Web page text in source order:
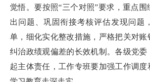
觉悟。要按照“三个对照”要求，重点围
出问题、巩固衔接考核评估发现问题
单，细化实化整改措施，严格把关对账
纠治政绩观偏差的长效机制。各级党委
起主体责任，工作专班要加强工作调度